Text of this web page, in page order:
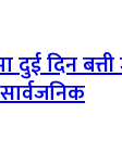
दुई दिन